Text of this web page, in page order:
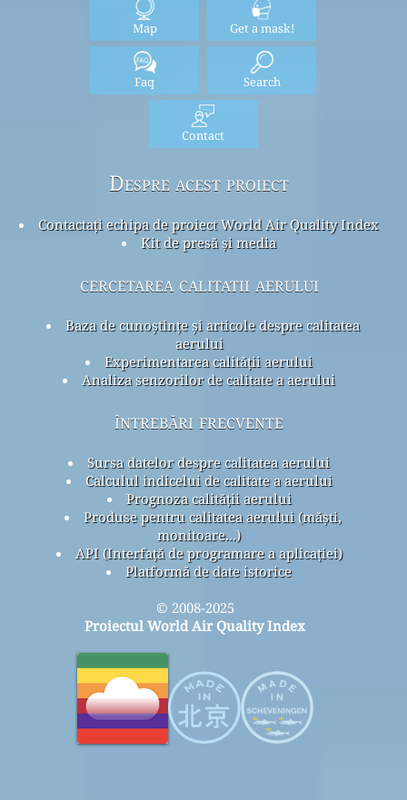
Map Get a mask!
Faq Search
Contact
Despre acest proiect
Contactați echipa de proiect World Air Quality Index
Kit de presă și media
cercetarea calitatii aerului
Baza de cunoștințe și articole despre calitatea
aerului
Experimentarea calității aerului
Analiza senzorilor de calitate a aerului
întrebări frecvente
Sursa datelor despre calitatea aerului
Calculul indicelui de calitate a aerului
Prognoza calității aerului
Produse pentru calitatea aerului (măști,
monitoare...)
API (Interfață de programare a aplicației)
Platformă de date istorice
© 2008-2025
Proiectul World Air Quality Index